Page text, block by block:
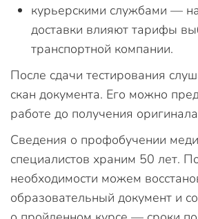
курьерскими службами —
доставки влияют тарифы
транспортной компании.
После сдачи тестирования
скан документа. Его можно
работе до получения
Сведения о профобучении
специалистов храним 50 лет.
необходимости можем
образовательный документ и